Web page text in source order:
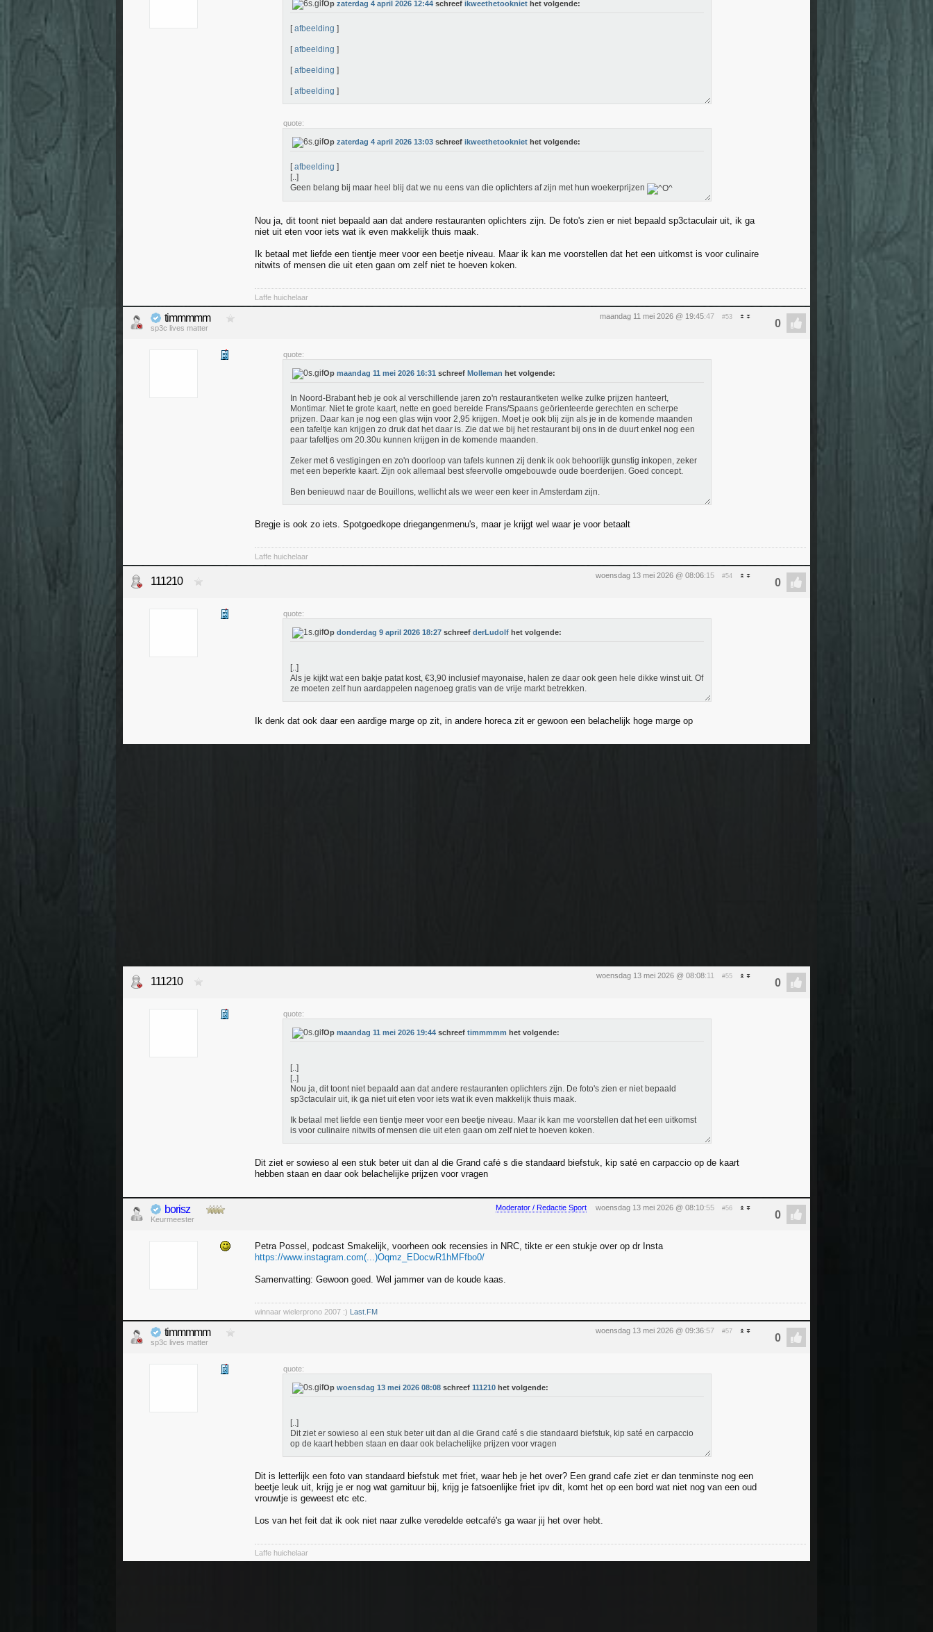
Op zaterdag 4 april 2026 12:44 schreef ikweethetookniet het volgende:
[afbeelding ]
[afbeelding ]
[afbeelding ]
[afbeelding ]
quote:
Op zaterdag 4 april 2026 13:03 schreef ikweethetookniet het volgende:
[afbeelding ]
[..]
Geen belang bij maar heel blij dat we nu eens van die oplichters af zijn met hun woekerprijzen
Nou ja, dit toont niet bepaald aan dat andere restauranten oplichters zijn. De foto's zien er niet bepaald sp3ctaculair uit, ik ga
niet uit eten voor iets wat ik even makkelijk thuis maak.
Ik betaal met liefde een tientje meer voor een beetje niveau. Maar ik kan me voorstellen dat het een uitkomst is voor culinaire
nitwits of mensen die uit eten gaan om zelf niet te hoeven koken.
Laffe huichelaar
maandag 11 mei 2026 @ 19:45:47 #53
timmmmm
sp3c lives matter
quote:
Op maandag 11 mei 2026 16:31 schreef Molleman het volgende:
In Noord-Brabant heb je ook al verschillende jaren zo'n restaurantketen welke zulke prijzen hanteert,
Montimar. Niet te grote kaart, nette en goed bereide Frans/Spaans geörienteerde gerechten en scherpe
prijzen. Daar kan je nog een glas wijn voor 2,95 krijgen. Moet je ook blij zijn als je in de komende maanden
een tafeltje kan krijgen zo druk dat het daar is. Zie dat we bij het restaurant bij ons in de duurt enkel nog een
paar tafeltjes om 20.30u kunnen krijgen in de komende maanden.
Zeker met 6 vestigingen en zo'n doorloop van tafels kunnen zij denk ik ook behoorlijk gunstig inkopen, zeker
met een beperkte kaart. Zijn ook allemaal best sfeervolle omgebouwde oude boerderijen. Goed concept.
Ben benieuwd naar de Bouillons, wellicht als we weer een keer in Amsterdam zijn.
Bregje is ook zo iets. Spotgoedkope driegangenmenu's, maar je krijgt wel waar je voor betaalt
Laffe huichelaar
woensdag 13 mei 2026 @ 08:06:15 #54
111210
quote:
Op donderdag 9 april 2026 18:27 schreef derLudolf het volgende:
[..]
Als je kijkt wat een bakje patat kost, €3,90 inclusief mayonaise, halen ze daar ook geen hele dikke winst uit. Of
ze moeten zelf hun aardappelen nagenoeg gratis van de vrije markt betrekken.
Ik denk dat ook daar een aardige marge op zit, in andere horeca zit er gewoon een belachelijk hoge marge op
woensdag 13 mei 2026 @ 08:08:11 #55
111210
quote:
Op maandag 11 mei 2026 19:44 schreef timmmmm het volgende:
[..]
[..]
Nou ja, dit toont niet bepaald aan dat andere restauranten oplichters zijn. De foto's zien er niet bepaald
sp3ctaculair uit, ik ga niet uit eten voor iets wat ik even makkelijk thuis maak.
Ik betaal met liefde een tientje meer voor een beetje niveau. Maar ik kan me voorstellen dat het een uitkomst
is voor culinaire nitwits of mensen die uit eten gaan om zelf niet te hoeven koken.
Dit ziet er sowieso al een stuk beter uit dan al die Grand café s die standaard biefstuk, kip saté en carpaccio op de kaart
hebben staan en daar ook belachelijke prijzen voor vragen
Moderator / Redactie Sport woensdag 13 mei 2026 @ 08:10:55 #56
borisz
Keurmeester
Petra Possel, podcast Smakelijk, voorheen ook recensies in NRC, tikte er een stukje over op dr Insta
https://www.instagram.com(...)Oqmz_EDocwR1hMFfbo0/
Samenvatting: Gewoon goed. Wel jammer van de koude kaas.
winnaar wielerprono 2007 :) Last.FM
woensdag 13 mei 2026 @ 09:36:57 #57
timmmmm
sp3c lives matter
quote:
Op woensdag 13 mei 2026 08:08 schreef 111210 het volgende:
[..]
Dit ziet er sowieso al een stuk beter uit dan al die Grand café s die standaard biefstuk, kip saté en carpaccio
op de kaart hebben staan en daar ook belachelijke prijzen voor vragen
Dit is letterlijk een foto van standaard biefstuk met friet, waar heb je het over? Een grand cafe ziet er dan tenminste nog een
beetje leuk uit, krijg je er nog wat garnituur bij, krijg je fatsoenlijke friet ipv dit, komt het op een bord wat niet nog van een oud
vrouwtje is geweest etc etc.
Los van het feit dat ik ook niet naar zulke veredelde eetcafé's ga waar jij het over hebt.
Laffe huichelaar